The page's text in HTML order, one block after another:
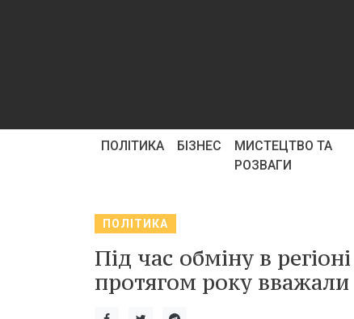
ПОЛІТИКА БІЗНЕС
МИСТЕЦТВО ТА
РОЗВАГИ
ПОЛІТИКА
Під час обміну в
протягом року вважали